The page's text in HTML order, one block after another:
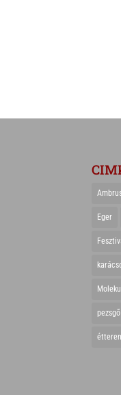
Eger
pezsgő